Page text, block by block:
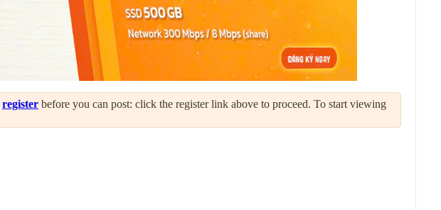
register before you can post: click the register link above to proceed. To start viewing